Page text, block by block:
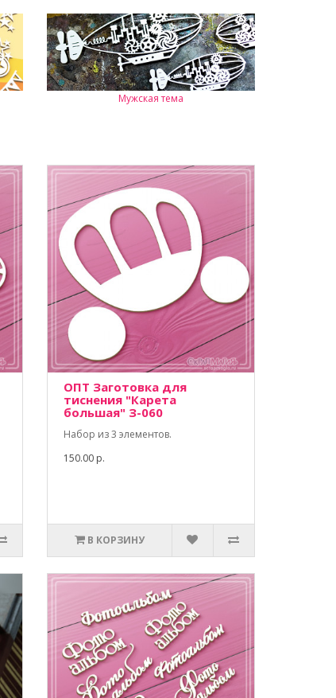
Мужская тема
ОПТ Заготовка для
тиснения "Карета
большая" З-060
Набор из 3 элементов.
150.00 р.
В КОРЗИНУ